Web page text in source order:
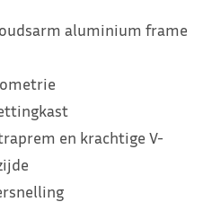
aluminium frame
en krachtige V-